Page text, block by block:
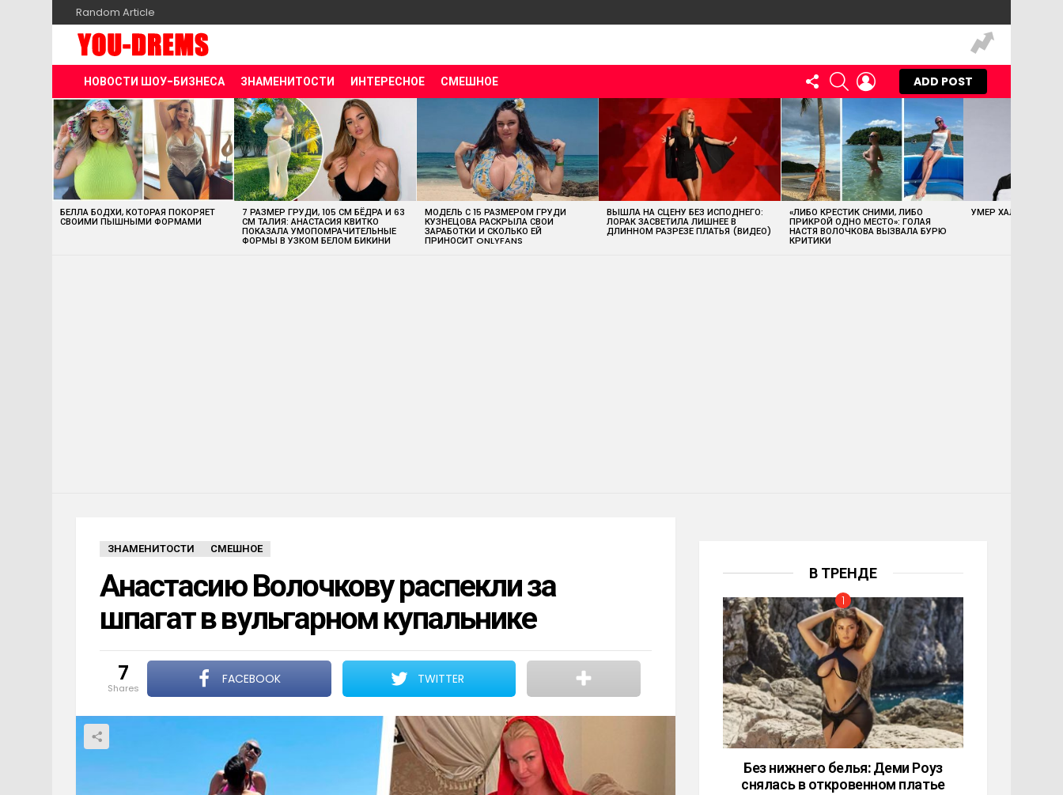
Random Article
НОВОСТИ ШОУ-БИЗНЕСА ЗНАМЕНИТОСТИ ИНТЕРЕСНОЕ СМЕШНОЕ
FOLLOW
US
SEARCHLOGIN
ADD POST
MOST
VIEWED
STORIES
БЕЛЛА БОДХИ, КОТОРАЯ ПОКОРЯЕТ
СВОИМИ ПЫШНЫМИ ФОРМАМИ
7 РАЗМЕР ГРУДИ, 105 СМ БЁДРА И 63
СМ ТАЛИЯ: АНАСТАСИЯ КВИТКО
ПОКАЗАЛА УМОПОМРАЧИТЕЛЬНЫЕ
ФОРМЫ В УЗКОМ БЕЛОМ БИКИНИ
МОДЕЛЬ С 15 РАЗМЕРОМ ГРУДИ
КУЗНЕЦОВА РАСКРЫЛА СВОИ
ЗАРАБОТКИ И СКОЛЬКО ЕЙ
ПРИНОСИТ ONLYFANS
ВЫШЛА НА СЦЕНУ БЕЗ ИСПОДНЕГО:
ЛОРАК ЗАСВЕТИЛА ЛИШНЕЕ В
ДЛИННОМ РАЗРЕЗЕ ПЛАТЬЯ (ВИДЕО)
«ЛИБО КРЕСТИК СНИМИ, ЛИБО
ПРИКРОЙ ОДНО МЕСТО»: ГОЛАЯ
НАСТЯ ВОЛОЧКОВА ВЫЗВАЛА БУРЮ
КРИТИКИ
УМЕР ХАЛК ХОГАН
ЗНАМЕНИТОСТИ СМЕШНОЕ
Анастасию Волочкову распекли за
шпагат в вульгарном купальнике
7
shares
FACEBOOK TWITTER
В ТРЕНДЕ
Без нижнего белья: Деми Роуз
снялась в откровенном платье